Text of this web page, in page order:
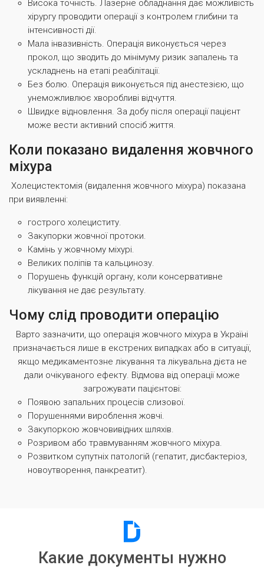
Висока точність. Лазерне обладнання дає можливість
хірургу проводити операції з контролем глибини та
інтенсивності дії.
Мала інвазивність. Операція виконується через
прокол, що зводить до мінімуму ризик запалень та
ускладнень на етапі реабілітації.
Без болю. Операція виконується під анестезією, що
унеможливлює хворобливі відчуття.
Швидке відновлення. За добу після операції пацієнт
може вести активний спосіб життя.
Коли показано видалення жовчного
міхура
Холецистектомія (видалення жовчного міхура) показана
при виявленні:
гострого холециститу.
Закупорки жовчної протоки.
Камінь у жовчному міхурі.
Великих поліпів та кальцинозу.
Порушень функцій органу, коли консервативне
лікування не дає результату.
Чому слід проводити операцію
Варто зазначити, що операція жовчного міхура в Україні
призначається лише в екстрених випадках або в ситуації,
якщо медикаментозне лікування та лікувальна дієта не
дали очікуваного ефекту. Відмова від операції може
загрожувати пацієнтові:
Появою запальних процесів слизової.
Порушеннями вироблення жовчі.
Закупоркою жовчовивідних шляхів.
Розривом або травмуванням жовчного міхура.
Розвитком супутніх патологій (гепатит, дисбактеріоз,
новоутворення, панкреатит).
Какие документы нужно